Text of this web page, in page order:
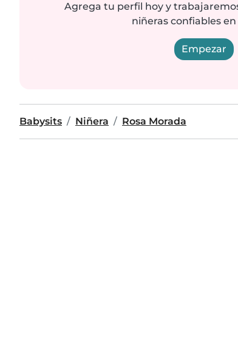
Agrega tu perfil hoy y
niñeras confiables
Empezar
Babysits Niñera Rosa Morada